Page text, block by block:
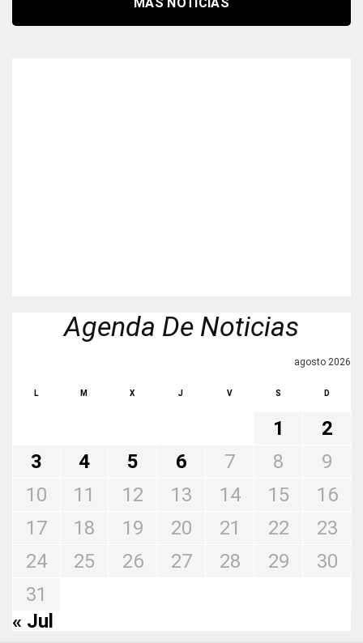
MÁS NOTICIAS
Agenda De Noticias
agosto 2026
L M X J V S D
1
2
3
4 5 6 7 8
9
10
11 12 13 14 15
16
17
18 19 20 21 22
23
24
25 26 27 28 29
30
31
« Jul